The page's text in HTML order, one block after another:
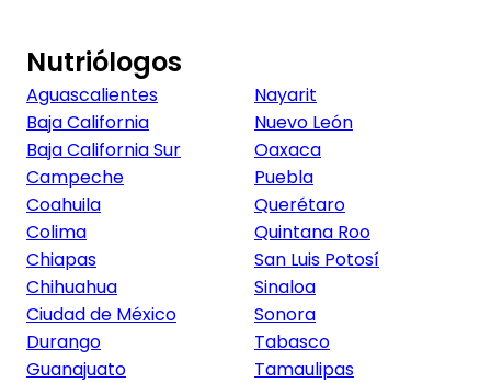
Nutriólogos
Aguascalientes
Baja California
Baja California Sur
Campeche
Coahuila
Colima
Chiapas
Chihuahua
Ciudad de México
Durango
Guanajuato
Nayarit
Nuevo León
Oaxaca
Puebla
Querétaro
Quintana Roo
San Luis Potosí
Sinaloa
Sonora
Tabasco
Tamaulipas